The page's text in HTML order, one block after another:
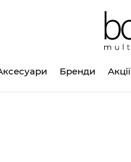
Бренди Акції